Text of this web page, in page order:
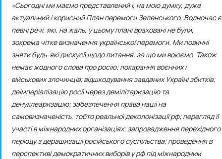
«Сьогодні ми маємо представлений і, на мою думку, дуже
актуальний і корисний План перемоги Зеленського. Водночас є
певні речі, які, на жаль, у цьому плані враховані не були,
зокрема чітке визначення української перемоги. Ми повинні
зняти будь-які дискусії щодо питання, за що ми воюємо. Також
немає жодного слова про росію; покарання воєнних і
військових злочинців; відшкодування завданих Україні збитків;
деімперіалізацію росії через демілітаризацію та
денуклеаризацію; забезпечення права нації на
самовизначеність, тобто реальної деколонізації рф; перегляд її
участі в міжнародних організаціях; запровадження перехідного
періоду з дерашизації російського суспільства; проведення в
перспективі демократичних виборів у рф під міжнародним